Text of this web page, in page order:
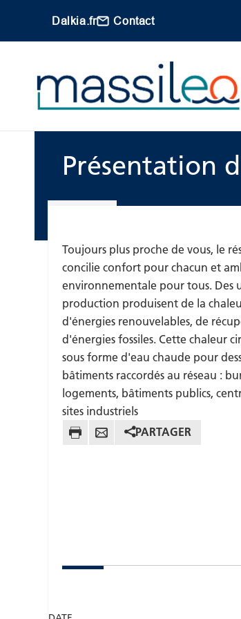
Dalkia.fr Contact
Présentation
Toujours plus proche de vous, le
concilie confort pour chacun et
environnementale pour tous. Des
production produisent de la
d'énergies renouvelables, de
d'énergies fossiles. Cette chaleur
sous forme d'eau chaude pour
bâtiments raccordés au réseau :
logements, bâtiments publics,
sites industriels
PARTAGER